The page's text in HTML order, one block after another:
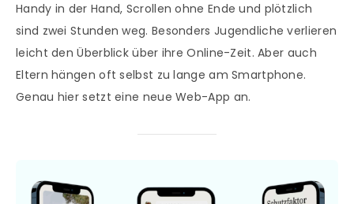
Handy in der Hand, Scrollen ohne Ende und plötzlich
sind zwei Stunden weg. Besonders Jugendliche verlieren
leicht den Überblick über ihre Online-Zeit. Aber auch
Eltern hängen oft selbst zu lange am Smartphone.
Genau hier setzt eine neue Web-App an.